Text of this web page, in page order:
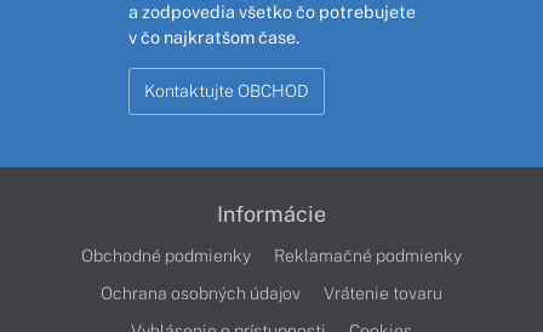
a zodpovedia všetko čo potrebujete
v čo najkratšom čase.
Kontaktujte OBCHOD
Informácie
Obchodné podmienky
Reklamačné podmienky
Ochrana osobných údajov
Vrátenie tovaru